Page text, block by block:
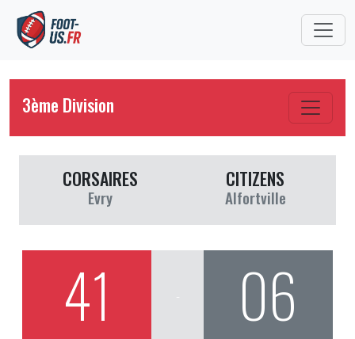
3ème Division
CORSAIRES
Evry
CITIZENS
Alfortville
41 06